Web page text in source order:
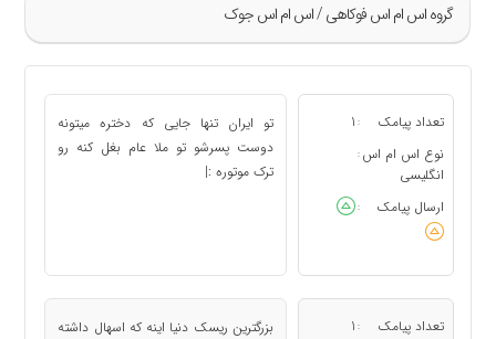
گروه اس ام اس فوکاهی / اس ام اس جوک
تعداد پیامک :
1
نوع اس ام اس :
انگلیسی
ارسال پیامک
:
تو ایران تنها جایی که دختره میتونه
دوست پسرشو تو ملا عام بغل کنه رو
ترک موتوره :|
تعداد پیامک :
1
بزرگترین ریسک دنیا اینه که اسهال داشته
470